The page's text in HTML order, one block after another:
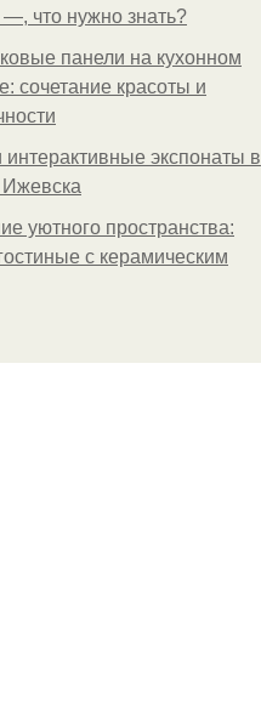
—, что нужно знать?
панели на кухонном
сочетание красоты и
интерактивные экспонаты в
Ижевска
уютного пространства:
с керамическим